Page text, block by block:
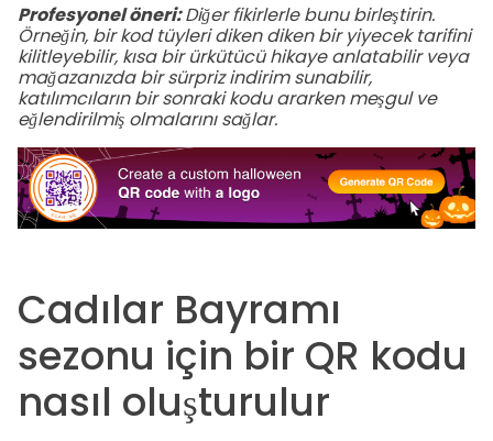
Profesyonel öneri:Diğer fikirlerle bunu birleştirin.
Örneğin, bir kod tüyleri diken diken bir yiyecek tarifini
kilitleyebilir, kısa bir ürkütücü hikaye anlatabilir veya
mağazanızda bir sürpriz indirim sunabilir,
katılımcıların bir sonraki kodu ararken meşgul ve
eğlendirilmiş olmalarını sağlar.
Cadılar Bayramı
sezonu için bir QR kodu
nasıl oluşturulur